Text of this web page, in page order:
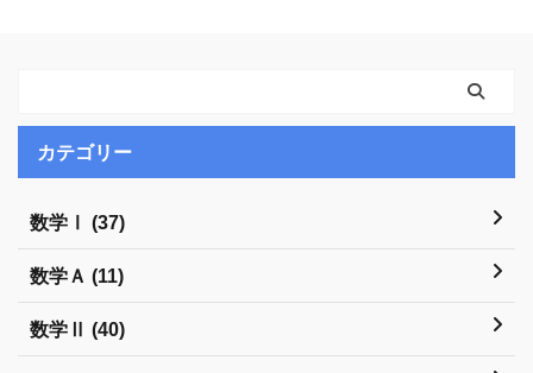
カテゴリー
数学Ⅰ (37)
数学Ａ (11)
数学Ⅱ (40)